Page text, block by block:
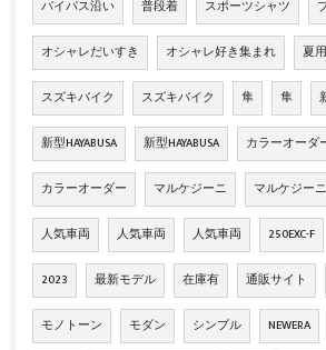
バイパス沿い 普段着 スポーツシャツ
オシャレだいすき オシャレ好き集まれ 夏
スズキバイク スズキバイク 隼 隼
新型HAYABUSA 新型HAYABUSA カラーオーダ
カラーオーダー マルケジーニ マルケジーニ
人気車両 人気車両 人気車両 250EXC-F
2023 最新モデル 在庫有 通販サイト
モノトーン モダン シンプル NEWERA